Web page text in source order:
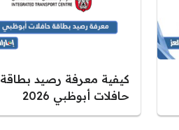
كيفية معرفة رصيد بطاقة
حافلات أبوظبي 2026